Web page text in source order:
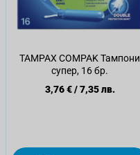
TAMPAX COMPAK Тампони
супер, 16 бр.
3,76 €/7,35 лв.